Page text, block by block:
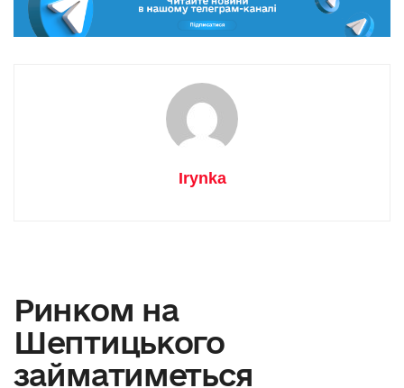
Irynka
Ринком на
Шептицького
займатиметься